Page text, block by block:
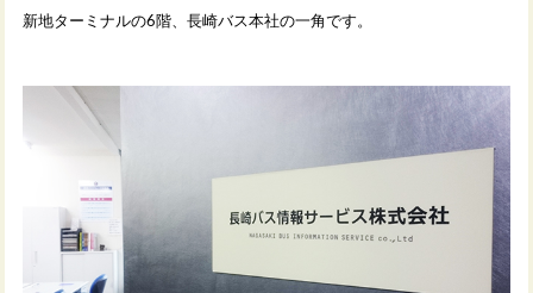
新地ターミナルの6 階、長崎バス本社の一角です。